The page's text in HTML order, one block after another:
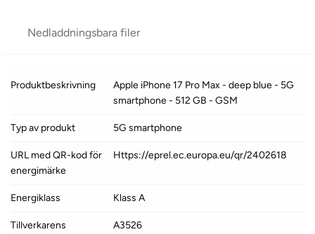
Nedladdningsbara filer
Produktbeskrivning
Apple iPhone 17 Pro Max - deep blue - 5G
smartphone - 512 GB - GSM
Typ av produkt 5G smartphone
URL med QR-kod för
energimärke
Https://eprel.ec.europa.eu/qr/2402618
Energiklass Klass A
Tillverkarens
A3526